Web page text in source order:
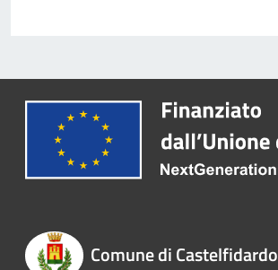
Comune di Castelfidardo